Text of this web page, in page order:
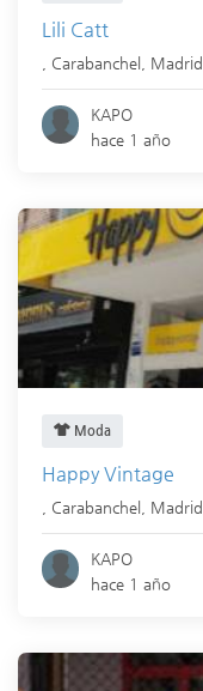
Lili Catt
Carabanchel Madrid
KAPO
hace 1 año
Moda
Happy Vintage
Carabanchel Madrid
KAPO
hace 1 año